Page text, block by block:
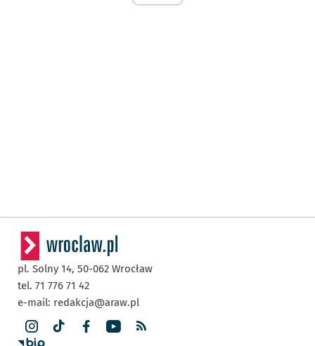
pl. Solny 14, 50-062 Wrocław
tel. 71 776 71 42
e-mail: redakcja@araw.pl